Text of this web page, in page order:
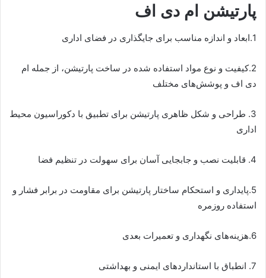
پارتیشن ام دی اف
1.ابعاد و اندازه مناسب برای جایگذاری در فضای اداری
2.کیفیت و نوع مواد استفاده شده در ساخت پارتیشن، از جمله ام
دی اف و پوشش‌های مختلف
3. طراحی و شکل ظاهری پارتیشن برای تطبیق با دکوراسیون محیط
اداری
4. قابلیت نصب و جابجایی آسان برای سهولت در تنظیم فضا
5.پایداری و استحکام ساختار پارتیشن برای مقاومت در برابر فشار و
استفاده روزمره
6.هزینه‌های نگهداری و تعمیرات بعدی
7. انطباق با استانداردهای ایمنی و بهداشتی